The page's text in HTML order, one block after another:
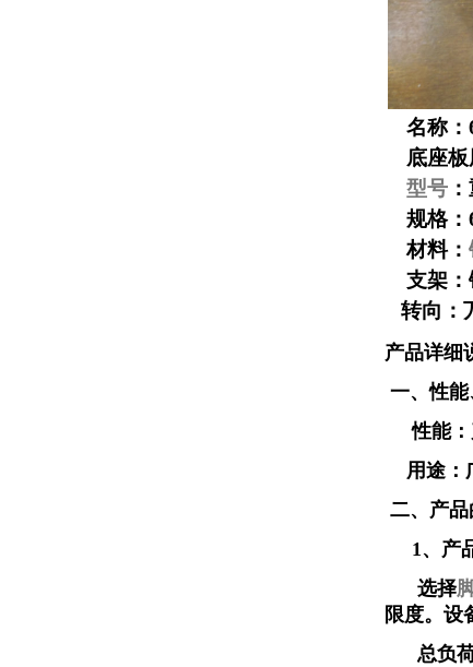
名称：
底座板
型号
规格：
材料：
支架：
转向：
产品详细
一、性
性能：
用途：
二、产品
1、产
选择
限度。设
总负荷